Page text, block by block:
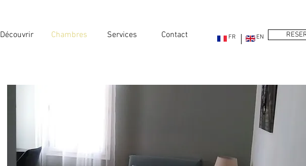
Découvrir Chambres Services Contact FR EN